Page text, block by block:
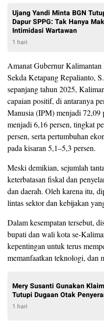
Ujang Yandi Minta BGN
Dapur SPPG: Tak Hanya
Intimidasi Wartawan
1 hari
Amanat Gubernur
Sekda Ketapang Repalianto,
sepanjang tahun 2025,
capaian positif, di antaranya
Manusia (IPM) menjadi 72,09
menjadi 6,16 persen, tingkat
persen, serta pertumbuhan
pada kisaran 5,1–5,3 persen.
Meski demikian, sejumlah
keterbatasan fiskal dan
dan daerah. Oleh karena itu,
lintas sektor dan kebijakan
Dalam kesempatan tersebut,
bupati dan wali kota se-
kepentingan untuk terus
memanfaatkan teknologi, dan
Mery Susanti Gunakan
Tutupi Dugaan Otak
1 hari